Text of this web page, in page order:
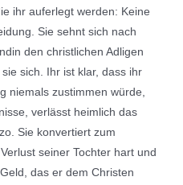
ihr auferlegt werden: Keine
Sie sehnt sich nach
den christlichen Adligen
sich. Ihr ist klar, dass ihr
niemals zustimmen würde,
verlässt heimlich das
Sie konvertiert zum
seiner Tochter hart und
das er dem Christen